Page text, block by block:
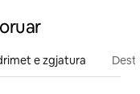
e zgjatura